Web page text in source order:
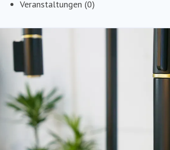
Veranstaltungen (0)